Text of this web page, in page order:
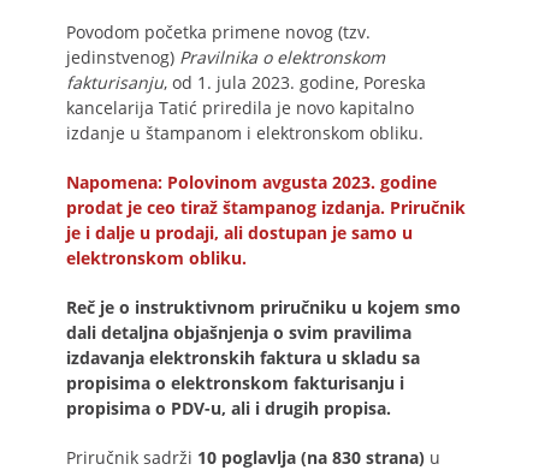
Povodom početka primene novog (tzv.
jedinstvenog) Pravilnika o elektronskom
fakturisanju, od 1. jula 2023. godine, Poreska
kancelarija Tatić priredila je novo kapitalno
izdanje u štampanom i elektronskom obliku.
Napomena: Polovinom avgusta 2023. godine
prodat je ceo tiraž štampanog izdanja. Priručnik
je i dalje u prodaji, ali dostupan je samo u
elektronskom obliku.
Reč je o instruktivnom priručniku u kojem smo
dali detaljna objašnjenja o svim pravilima
izdavanja elektronskih faktura u skladu sa
propisima o elektronskom fakturisanju i
propisima o PDV-u, ali i drugih propisa.
Priručnik sadrži 10 poglavlja (na 830 strana) u